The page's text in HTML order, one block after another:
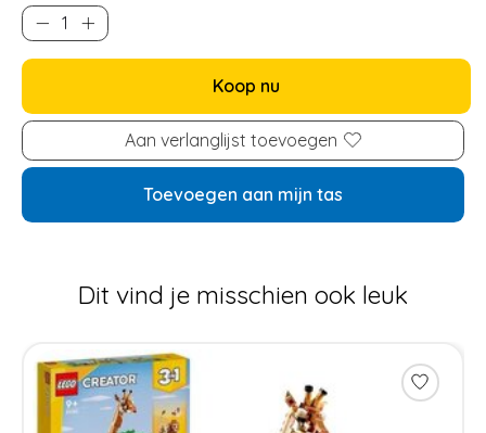
Koop nu
Aan verlanglijst toevoegen
Toevoegen aan mijn tas
Dit vind je misschien ook leuk
Items van productcarrousel